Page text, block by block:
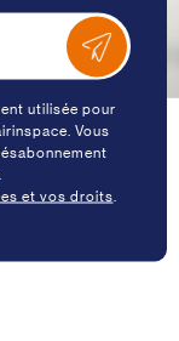
utilisée pour
Vous
et vos droits